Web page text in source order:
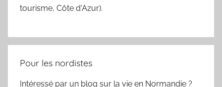
tourisme, Côte d'Azur).
Pour les nordistes
Intéressé par un blog sur la vie en Normandie ?